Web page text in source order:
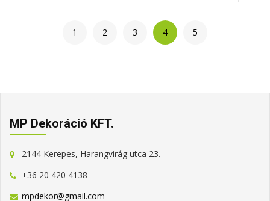
1 2 3 4 5
MP Dekoráció KFT.
2144 Kerepes, Harangvirág utca 23.
+36 20 420 4138
mpdekor@gmail.com